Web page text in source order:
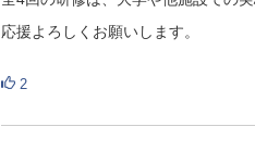
応援よろしくお願いします。
2